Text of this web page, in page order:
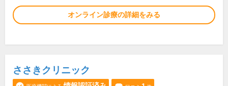
オンライン診療の詳細をみる
ささきクリニック